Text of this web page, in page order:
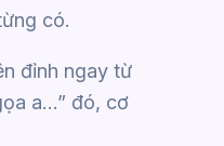
có.
đỉnh ngay từ
a…” đó, cơ